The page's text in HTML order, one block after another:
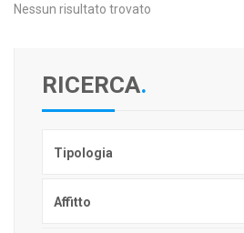
Nessun risultato trovato
RICERCA.
Tipologia
Affitto